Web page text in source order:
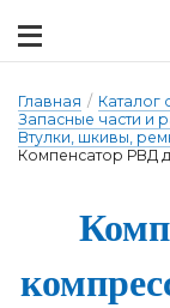
Главная / Каталог
Запасные части и
Втулки, шкивы,
Компенсатор РВД